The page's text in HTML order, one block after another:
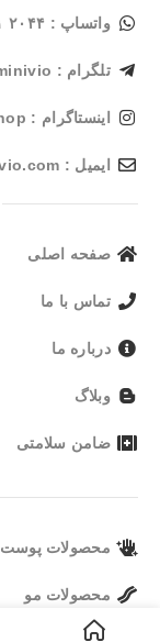
واتساپ : ۲۰۴۴ ۹۷۱ ۰۹۰۲
تلگرام : geminivio
اینستاگرام : geminivio_shop
ایمیل : shop@geminivio.com​
صفحه اصلی
تماس با ما
درباره ما
وبلاگ
ضامن سلامتی
محصولات پوست
محصولات مو